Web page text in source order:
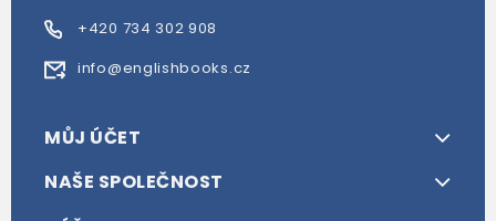
+420 734 302 908
info@englishbooks.cz
MŮJ ÚČET
NAŠE SPOLEČNOST